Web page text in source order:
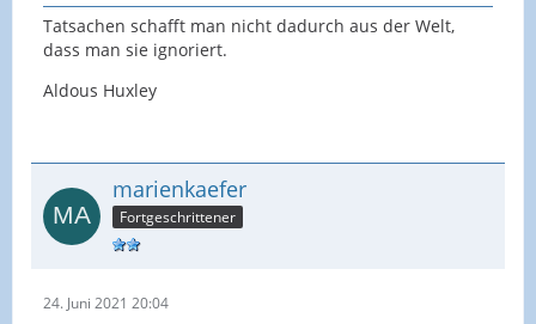
Tatsachen schafft man nicht dadurch aus der Welt,
dass man sie ignoriert.
Aldous Huxley
marienkaefer
Fortgeschrittener
24. Juni 2021 20:04